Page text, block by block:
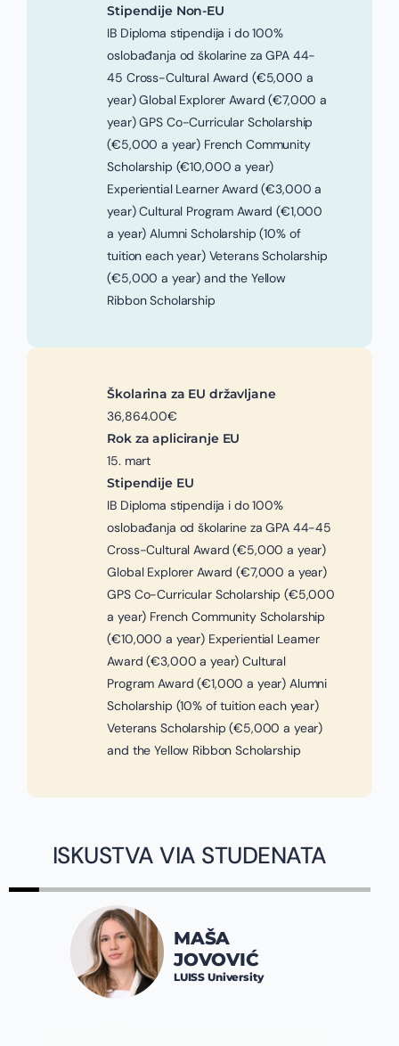
Stipendije Non-EU
IB Diploma stipendija i do 100%
oslobađanja od školarine za GPA 44-
45 Cross-Cultural Award (€5,000 a
year) Global Explorer Award (€7,000 a
year) GPS Co-Curricular Scholarship
(€5,000 a year) French Community
Scholarship (€10,000 a year)
Experiential Learner Award (€3,000 a
year) Cultural Program Award (€1,000
a year) Alumni Scholarship (10% of
tuition each year) Veterans Scholarship
(€5,000 a year) and the Yellow
Ribbon Scholarship
Školarina za EU državljane
36,864.00€
Rok za apliciranje EU
15. mart
Stipendije EU
IB Diploma stipendija i do 100%
oslobađanja od školarine za GPA 44-45
Cross-Cultural Award (€5,000 a year)
Global Explorer Award (€7,000 a year)
GPS Co-Curricular Scholarship (€5,000
a year) French Community Scholarship
(€10,000 a year) Experiential Learner
Award (€3,000 a year) Cultural
Program Award (€1,000 a year) Alumni
Scholarship (10% of tuition each year)
Veterans Scholarship (€5,000 a year)
and the Yellow Ribbon Scholarship
ISKUSTVA VIA STUDENATA
JOVOVIĆ
LUISS University